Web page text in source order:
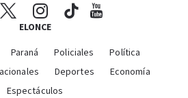
ELONCE
Paraná Policiales
Política
Deportes
Economía
Espectáculos